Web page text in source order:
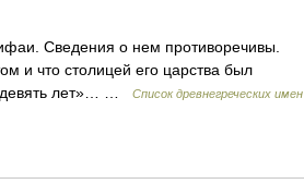
Сведения о нем противоречивы.
и что столицей его царства был
девять лет»… …
Список древнегреческих имен